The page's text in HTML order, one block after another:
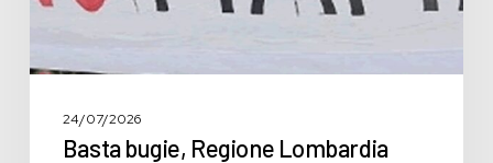
24/07/2026
Basta bugie, Regione Lombardia